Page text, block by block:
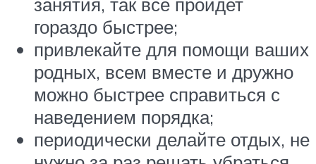
гораздо быстрее;
привлекайте для помощи ваших
родных, всем вместе и дружно
можно быстрее справиться с
наведением порядка;
периодически делайте отдых, не